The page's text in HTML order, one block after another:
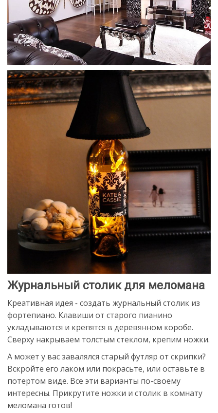
Журнальный столик для меломана
Креативная идея - создать журнальный столик из
фортепиано. Клавиши от старого пианино
укладываются и крепятся в деревянном коробе.
Сверху накрываем толстым стеклом, крепим ножки.
А может у вас завалялся старый футляр от скрипки?
Вскройте его лаком или покрасьте, или оставьте в
потертом виде. Все эти варианты по-своему
интересны. Прикрутите ножки и столик в комнату
меломана готов!